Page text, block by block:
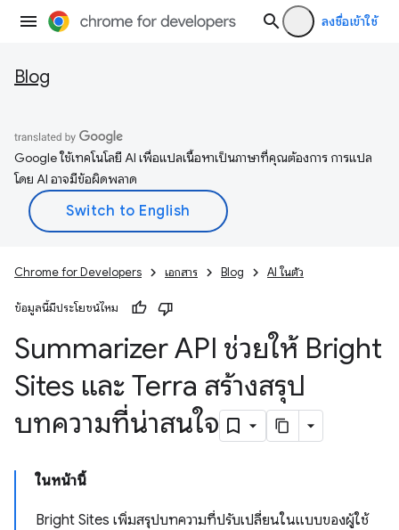
ลงชื่อเข้าใช้
Blog
Google ใช้เทคโนโลยี AI เพื่อแปลเนื้อหาเป็นภาษาที่คุณต้องการ การแปล
โดย AI อาจมีข้อผิดพลาด
Chrome for Developers เอกสาร Blog AI ในตัว
ข้อมูลนี้มีประโยชน์ไหม
Summarizer API ช่วยให้ Bright
Sites และ Terra สร้างสรุป
บทความที่น่าสนใจ
ในหน้านี้
Bright Sites เพิ่มสรุปบทความที่ปรับเปลี่ยนในแบบของผู้ใช้